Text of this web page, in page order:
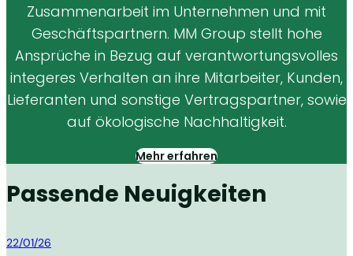
Zusammenarbeit im Unternehmen und mit
Geschäftspartnern. MM Group stellt hohe
Ansprüche in Bezug auf verantwortungsvolles
integeres Verhalten an ihre Mitarbeiter, Kunden,
Lieferanten und sonstige Vertragspartner, sowie
auf ökologische Nachhaltigkeit.
Mehr erfahren
Passende Neuigkeiten
MM Group
22/01/26